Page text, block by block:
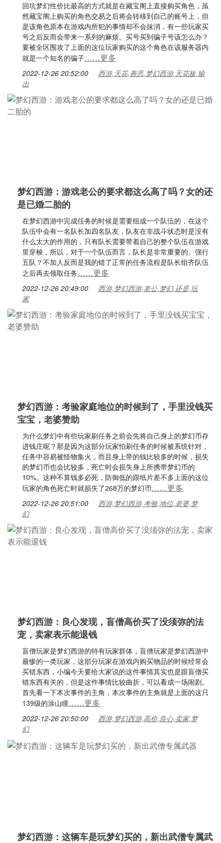
回坑梦幻性价比最高的方式就是在藏宝阁上直接购买角色，虽
然藏宝阁上购买的角色交易之后将会转移到自己的账号上，但
是该角色原本在游戏内所犯的事情却不会抹消，有一些玩家买
号之后反而会带来一系列的麻烦。买号买到骗子号该怎么办？
要被全区围攻了上面的这位玩家购买的这个角色在该服务器内
就是一个知名的骗子……更多
2022-12-26 20:52:00
西游,天花,善恶,梦幻西游,天花板,输
出
梦幻西游：游戏老公的要求都这么高了吗？女的还
是已婚二胎的
在梦幻西游中完成任务的时候是需要组成一个队伍的，在这个
队伍中会有一名队长加四名队友，队友在非战斗状态时是没有
什么太大的作用的，只有队长需要带着自己的整个队伍在游戏
里穿梭，所以，对于一个队伍而言，队长是非常重要的。强行
五队？不加人反而是我的错了正常的任务流程是队长组齐队伍
之后再去领取任务……更多
2022-12-26 20:49:00
西游,梦幻西游,老公,梦幻,还是,玩
家
梦幻西游：考验家庭地位的时候到了，手里没钱买
宝宝，老婆赞助
为什么梦幻中有些玩家刷任务之前会先将自己身上的梦幻币存
进钱庄呢？那是因为这部分玩家怕刷任务的时候被系统针对，
任务中容易被怪物集火，而且身上带的钱比较多的时候，损失
的梦幻币也会比较多，死亡时会损失身上所携带梦幻币的
10%。这种不算钱多必死，防御低的跟纸片差不多上面的这位
玩家的角色死亡时就损失了268万的梦幻币……更多
2022-12-26 20:51:00
西游,梦幻西游,考验,地位,老婆,梦
幻
梦幻西游：良心发现，盲僧高价买了没须弥的法
宠，卖家表示能退钱
盲僧玩家是梦幻西游的特有玩家群体，盲僧玩家是梦幻西游中
最惨的一类玩家，这部分玩家在游戏内购买物品的时候经常会
买错东西，小编今天要给大家说的这件事情其实也是跟盲僧买
错东西有关的，但是这件事情比较曲折，可以看成一场闹剧。
首先看一下本次事件的主角，本次事件的主角就是上面的这只
139级的涂山瞳……更多
2022-12-26 20:50:00
西游,梦幻西游,高价,良心,卖家,梦
幻
梦幻西游：这辆车是玩梦幻买的，新出武僧专属武